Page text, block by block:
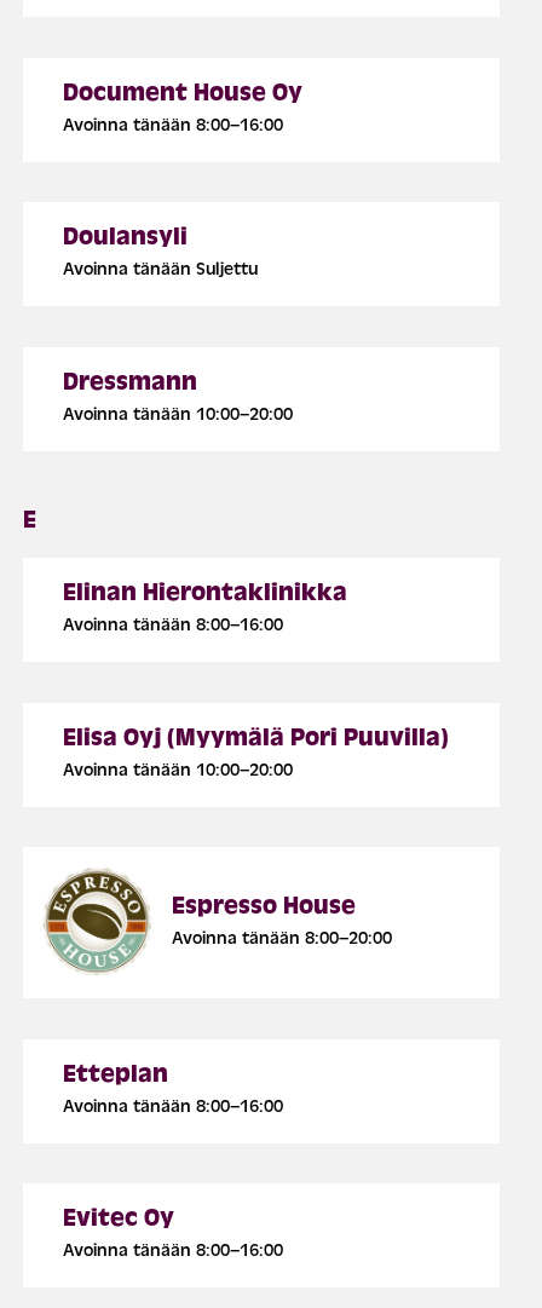
Document House Oy
Avoinna tänään 8:00–16:00
Doulansyli
Avoinna tänään Suljettu
Dressmann
Avoinna tänään 10:00–20:00
E
Elinan Hierontaklinikka
Avoinna tänään 8:00–16:00
Elisa Oyj (Myymälä Pori Puuvilla)
Avoinna tänään 10:00–20:00
Espresso House
Avoinna tänään 8:00–20:00
Etteplan
Avoinna tänään 8:00–16:00
Evitec Oy
Avoinna tänään 8:00–16:00